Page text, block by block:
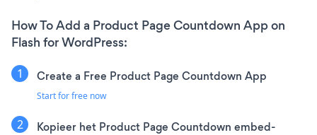
How To Add a Product Page Countdown App on
Flash for WordPress:
Create a Free Product Page Countdown App
Start for free now
Kopieer het Product Page Countdown embed-